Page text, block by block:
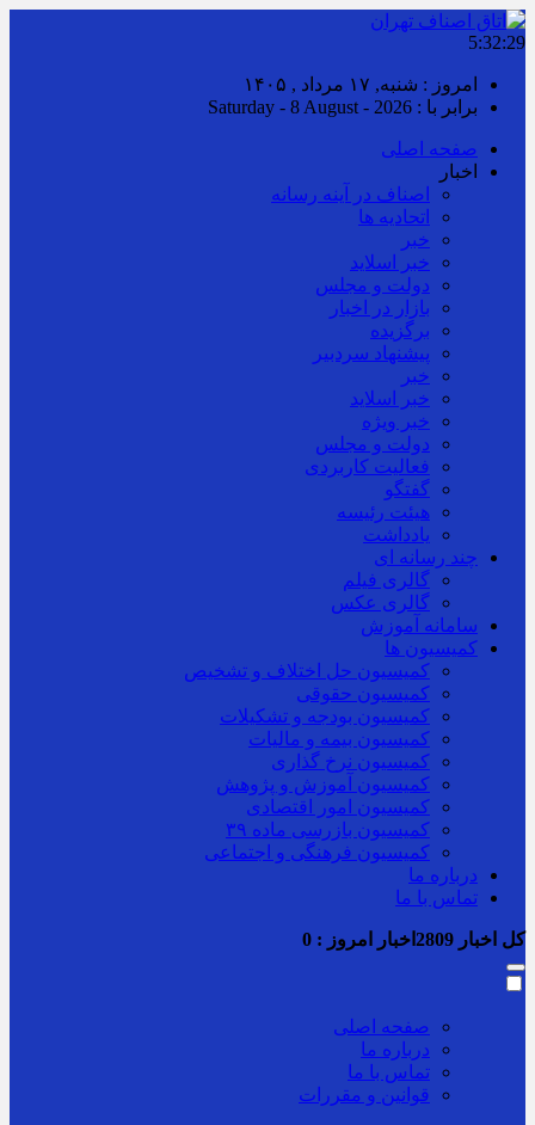
5:32:30
امروز : شنبه, ۱۷ مرداد , ۱۴۰۵
برابر با : Saturday - 8 August - 2026
صفحه اصلی
اخبار
اصناف در آینه رسانه
اتحادیه ها
خبر
خبر اسلايد
دولت و مجلس
بازار در اخبار
برگزیده
پیشنهاد سردبیر
خبر
خبر اسلايد
خبر ویژه
دولت و مجلس
فعالیت کاربردی
گفتگو
هیئت رئیسه
یادداشت
چند رسانه ای
گالری فیلم
گالری عکس
سامانه آموزش
کمیسیون ها
کمیسیون حل اختلاف و تشخیص
کمیسیون حقوقی
کمیسیون بودجه و تشکیلات
کمیسیون بیمه و مالیات
کمیسیون نرخ گذاری
کمیسیون آموزش و پژوهش
کمیسیون امور اقتصادی
کمیسیون بازرسی ماده ۳۹
کمیسیون فرهنگی و اجتماعی
درباره ما
تماس با ما
کل اخبار اخبار امروز : 0
صفحه اصلی
درباره ما
تماس با ما
قوانین و مقررات